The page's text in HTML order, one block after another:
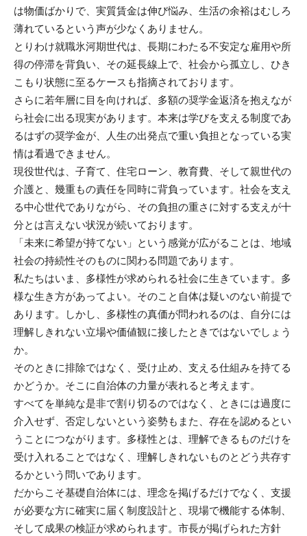
は物価ばかりで、実質賃金は伸び悩み、生活の余裕はむしろ
薄れているという声が少なくありません。
とりわけ就職氷河期世代は、長期にわたる不安定な雇用や所
得の停滞を背負い、その延長線上で、社会から孤立し、ひき
こもり状態に至るケースも指摘されております。
さらに若年層に目を向ければ、多額の奨学金返済を抱えなが
ら社会に出る現実があります。本来は学びを支える制度であ
るはずの奨学金が、人生の出発点で重い負担となっている実
情は看過できません。
現役世代は、子育て、住宅ローン、教育費、そして親世代の
介護と、幾重もの責任を同時に背負っています。社会を支え
る中心世代でありながら、その負担の重さに対する支えが十
分とは言えない状況が続いております。
「未来に希望が持てない」という感覚が広がることは、地域
社会の持続性そのものに関わる問題であります。
私たちはいま、多様性が求められる社会に生きています。多
様な生き方があってよい。そのこと自体は疑いのない前提で
あります。しかし、多様性の真価が問われるのは、自分には
理解しきれない立場や価値観に接したときではないでしょう
か。
そのときに排除ではなく、受け止め、支える仕組みを持てる
かどうか。そこに自治体の力量が表れると考えます。
すべてを単純な是非で割り切るのではなく、ときには過度に
介入せず、否定しないという姿勢もまた、存在を認めるとい
うことにつながります。多様性とは、理解できるものだけを
受け入れることではなく、理解しきれないものとどう共存す
るかという問いであります。
だからこそ基礎自治体には、理念を掲げるだけでなく、支援
が必要な方に確実に届く制度設計と、現場で機能する体制、
そして成果の検証が求められます。市長が掲げられた方針